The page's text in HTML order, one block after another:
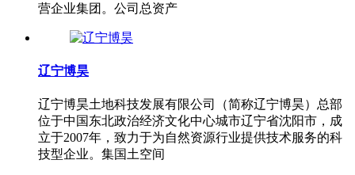
营企业集团。公司总资产
辽宁博昊
辽宁博昊土地科技发展有限公司（简称辽宁博昊）总部
位于中国东北政治经济文化中心城市辽宁省沈阳市，成
立于2007年，致力于为自然资源行业提供技术服务的科
技型企业。集国土空间